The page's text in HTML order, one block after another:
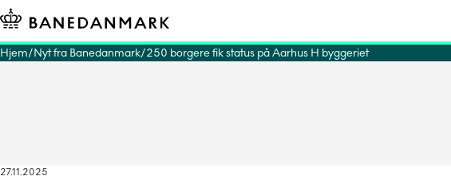
Hjem Nyt fra Banedanmark 250 borgere fik status på Aarhus H byggeriet
27.11.2025